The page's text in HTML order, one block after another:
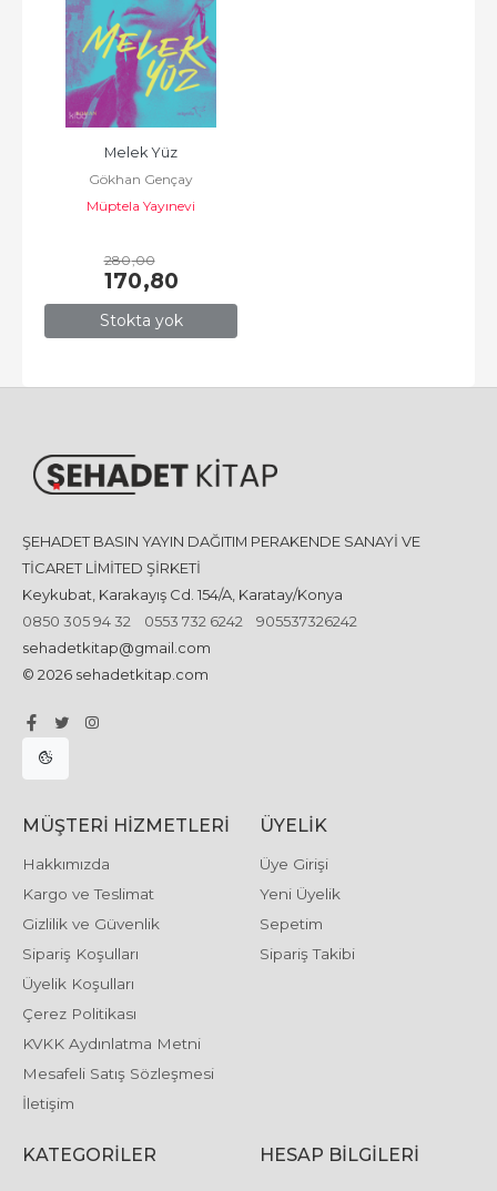
Stokta yok
Melek Yüz
Gökhan Gençay
Müptela Yayınevi
280,00
170,80
ŞEHADET BASIN YAYIN DAĞITIM PERAKENDE SANAYİ VE
TİCARET LİMİTED ŞİRKETİ
Keykubat, Karakayış Cd. 154/A, Karatay/Konya
0850 305 94 32
0553 732 6242
905537326242
sehadetkitap@gmail.com
© 2026 sehadetkitap.com
MÜŞTERI HIZMETLERI
Hakkımızda
Kargo ve Teslimat
Gizlilik ve Güvenlik
Sipariş Koşulları
Üyelik Koşulları
Çerez Politikası
KVKK Aydınlatma Metni
Mesafeli Satış Sözleşmesi
İletişim
ÜYELIK
Üye Girişi
Yeni Üyelik
Sepetim
Sipariş Takibi
KATEGORILER HESAP BILGILERI